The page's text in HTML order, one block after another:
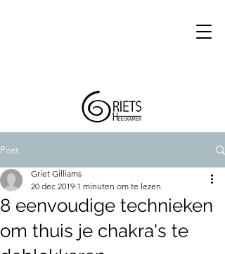
Post
8 eenvoudige technieken
om thuis je chakra's te
Griet Gilliams
20 dec 2019 1 minuten om te lezen